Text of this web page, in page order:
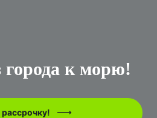
города к морю!